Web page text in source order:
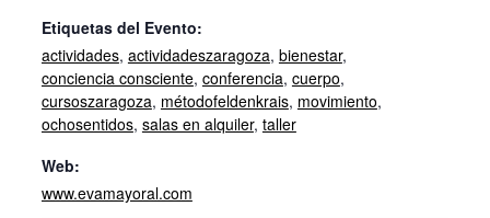
Etiquetas del Evento:
actividades, actividadeszaragoza, bienestar,
conciencia consciente, conferencia, cuerpo,
cursoszaragoza, métodofeldenkrais, movimiento,
ochosentidos, salas en alquiler, taller
Web:
www.evamayoral.com